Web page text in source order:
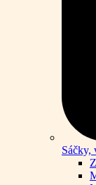
Sáčky,